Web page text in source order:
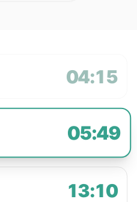
04:15
05:49
13:10